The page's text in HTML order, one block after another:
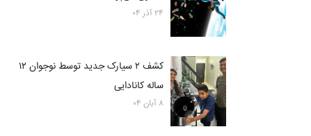
۲۴ آذر ۰۴
کشف ۲ سیارک جدید توسط نوجوان ۱۲
ساله کانادایی
۸ آبان ۰۴